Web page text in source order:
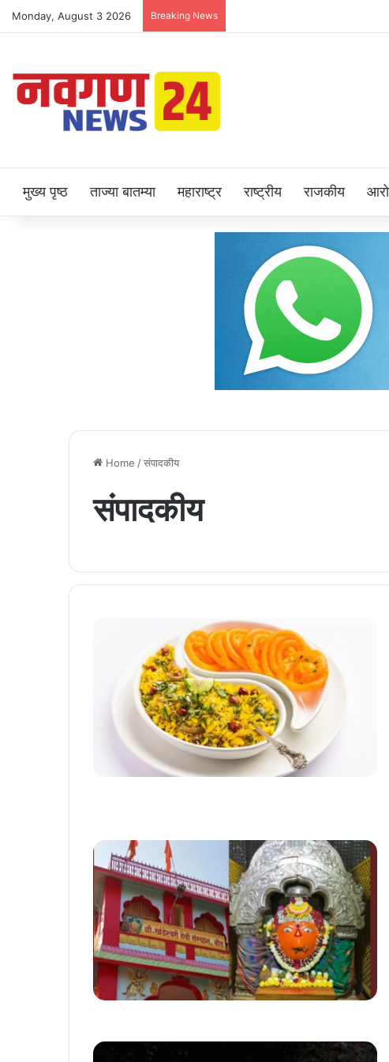
Monday, August 3 2026 Breaking News
मुख्य पृष्ठ ताज्या बातम्या महाराष्ट्र राष्ट्रीय राजकीय
Home /संपादकीय
संपादकीय